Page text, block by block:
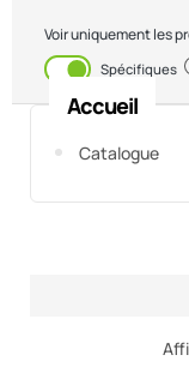
Voir uniquement les
Activé Spécifiques
Accueil
Catalogue